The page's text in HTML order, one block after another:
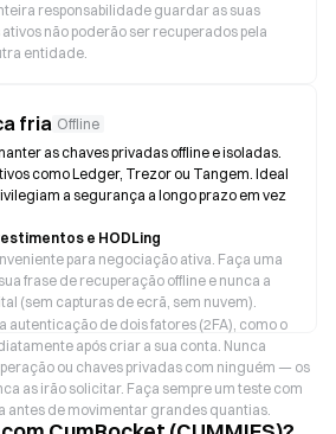
responsabilidade guardar as suas
ativos não poderão ser recuperados pela
entidade.
fria Offline
as chaves privadas offline e isoladas.
como Ledger, Trezor ou Tangem. Ideal
a segurança a longo prazo em vez
e HODLing
para negociação ativa. Faça uma
frase de recuperação offline e nunca a
(sem capturas de ecrã, sem nuvem).
autenticação de dois fatores (2FA), como o
após criar a sua conta. Nunca
ou chaves privadas com ninguém — os
as irão solicitar. Faça sempre um teste com
antes de movimentar grandes quantias.